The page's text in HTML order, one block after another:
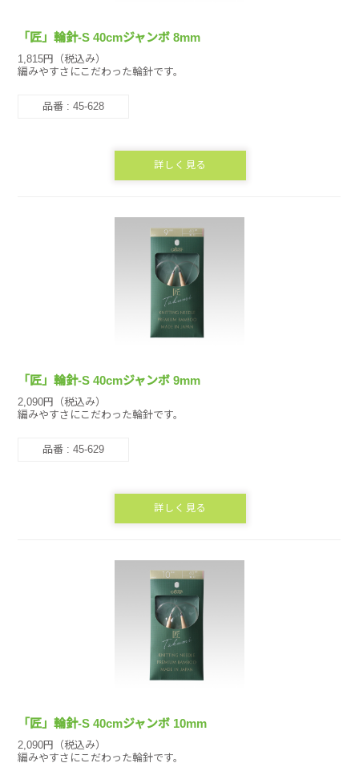
「匠」輪針-S 40cmジャンボ 8mm
1,815円（税込み）
編みやすさにこだわった輪針です。
品番 : 45-628
詳しく見る
「匠」輪針-S 40cmジャンボ 9mm
2,090円（税込み）
編みやすさにこだわった輪針です。
品番 : 45-629
詳しく見る
「匠」輪針-S 40cmジャンボ 10mm
2,090円（税込み）
編みやすさにこだわった輪針です。